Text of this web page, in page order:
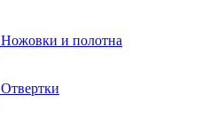
Ножовки и полотна
Отвертки